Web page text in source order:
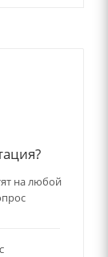
на любой